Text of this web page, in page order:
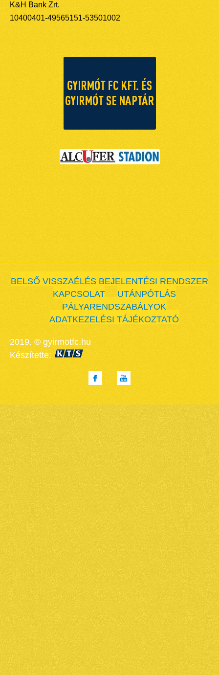
K&H Bank Zrt.
10400401-49565151-53501002
BELSŐ VISSZAÉLÉS BEJELENTÉSI RENDSZER
KAPCSOLAT
UTÁNPÓTLÁS
PÁLYARENDSZABÁLYOK
ADATKEZELÉSI TÁJÉKOZTATÓ
2019. © gyirmotfc.hu
Készítette: